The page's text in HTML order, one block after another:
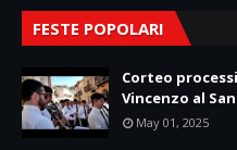
FESTE POPOLARI
Corteo
Vincenzo al
May 01, 2025